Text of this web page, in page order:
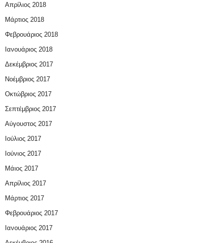
Απρίλιος 2018
Μάρτιος 2018
Φεβρουάριος 2018
Ιανουάριος 2018
Δεκέμβριος 2017
Νοέμβριος 2017
Οκτώβριος 2017
Σεπτέμβριος 2017
Αύγουστος 2017
Ιούλιος 2017
Ιούνιος 2017
Μάιος 2017
Απρίλιος 2017
Μάρτιος 2017
Φεβρουάριος 2017
Ιανουάριος 2017